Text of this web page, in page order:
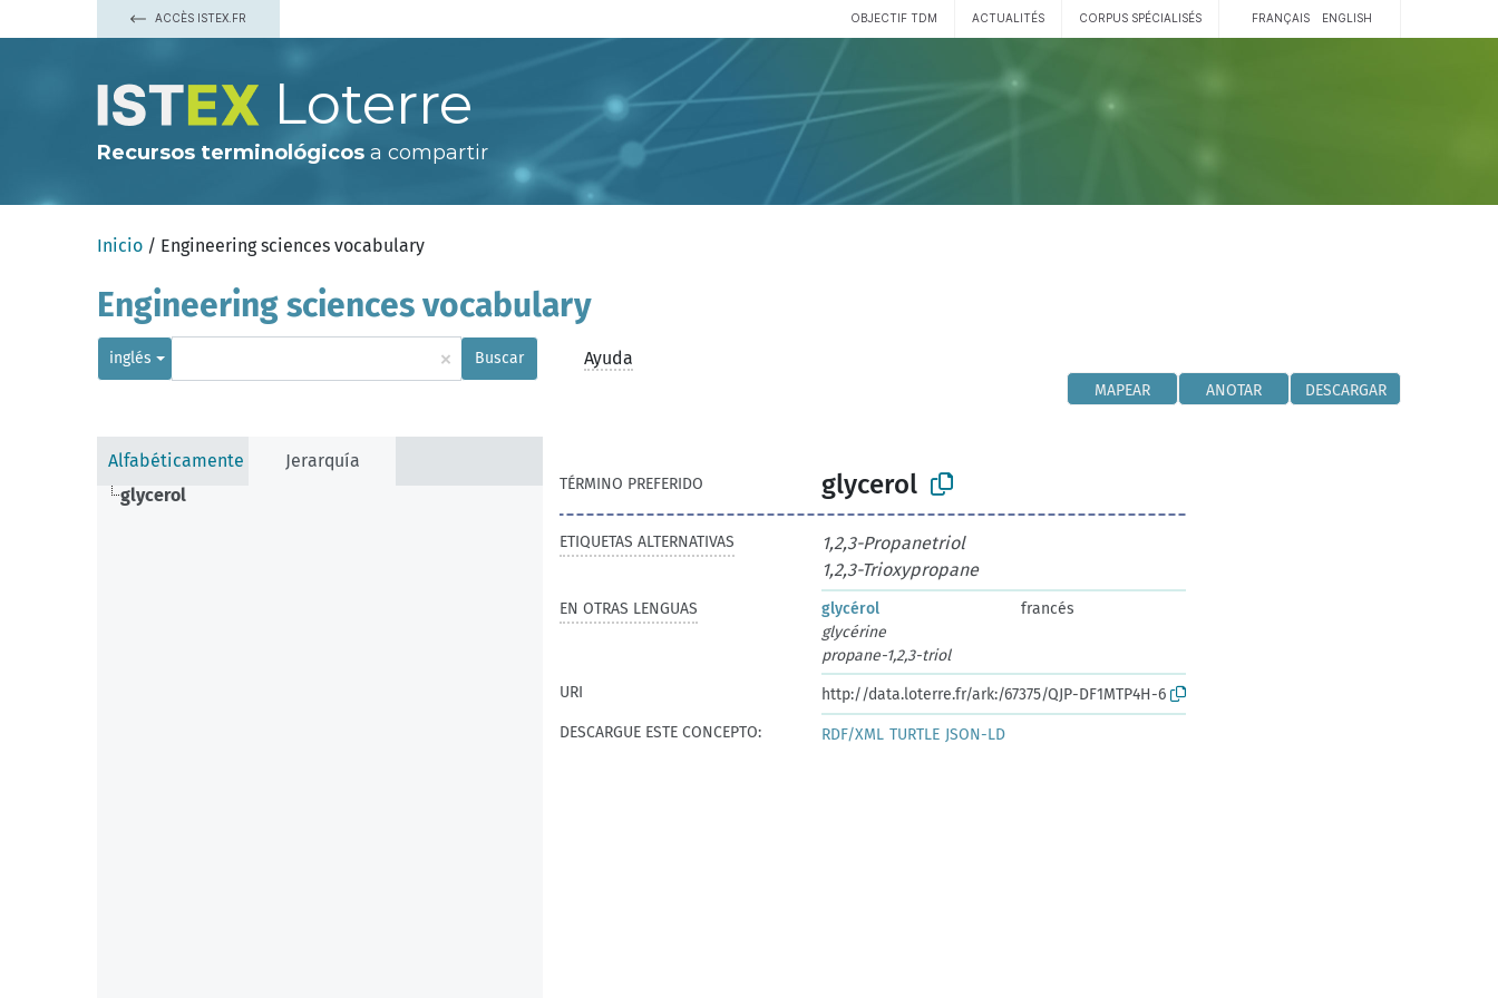
ACCÈS ISTEX.FR OBJECTIF TDM ACTUALITÉS CORPUS SPÉCIALISÉS FRANÇAIS ENGLISH
Loterre
Recursos terminológicos a compartir
Inicio / Engineering sciences vocabulary
Engineering sciences vocabulary
inglés × Buscar Ayuda
MAPEAR ANOTAR DESCARGAR
Alfabéticamente
Jerarquía
glycerol
TÉRMINO PREFERIDO glycerol
ETIQUETAS ALTERNATIVAS
1,2,3-Propanetriol
1,2,3-Trioxypropane
EN OTRAS LENGUAS glycérol
francés
glycérine
propane-1,2,3-triol
URI
http://data.loterre.fr/ark:/67375/QJP-DF1MTP4H-6
DESCARGUE ESTE CONCEPTO:
RDF/XML TURTLE JSON-LD